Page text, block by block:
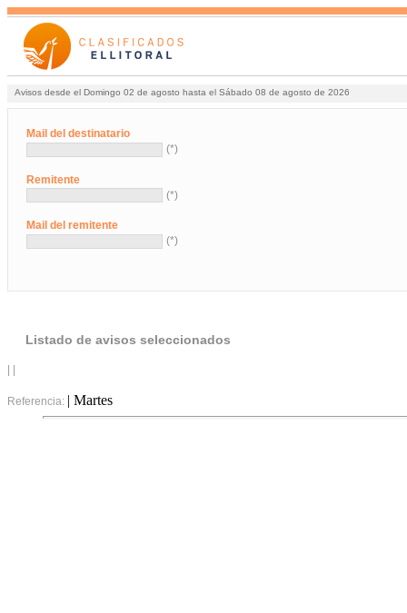
Avisos desde el Domingo 02 de agosto hasta el Sábado 08 de agosto de 2026
Mail del destinatario
(*)
Remitente
(*)
Mail del remitente
(*)
Listado de avisos seleccionados
Referencia: | Martes